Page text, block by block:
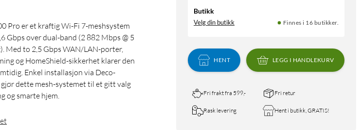
Butikk
Velg din butikk Finnes i 16 butikker.
HENT LEGG I HANDLEKURV
Fri frakt fra 599,- Fri retur
Rask levering Hent i butikk, GRATIS!
Pro er et kraftig Wi-Fi 7-meshsystem
Gbps over dual-band (2 882 Mbps @ 5
Med to 2,5 Gbps WAN/LAN-porter,
og HomeShield-sikkerhet klarer den
Enkel installasjon via Deco-
dette mesh-systemet til et gitt valg
og smarte hjem.